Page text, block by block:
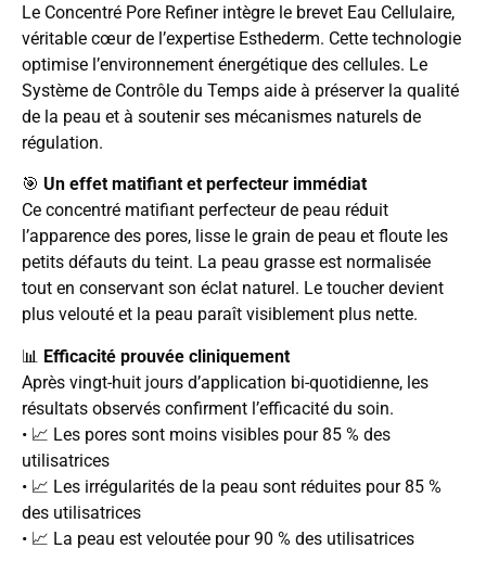
Le Concentré Pore Refiner intègre le brevet Eau Cellulaire,
véritable cœur de l’expertise Esthederm. Cette technologie
optimise l’environnement énergétique des cellules. Le
Système de Contrôle du Temps aide à préserver la qualité
de la peau et à soutenir ses mécanismes naturels de
régulation.
🎯 Un effet matifiant et perfecteur immédiat
Ce concentré matifiant perfecteur de peau réduit
l’apparence des pores, lisse le grain de peau et floute les
petits défauts du teint. La peau grasse est normalisée
tout en conservant son éclat naturel. Le toucher devient
plus velouté et la peau paraît visiblement plus nette.
📊 Efficacité prouvée cliniquement
Après vingt-huit jours d’application bi-quotidienne, les
résultats observés confirment l’efficacité du soin.
• 📈 Les pores sont moins visibles pour 85 % des
utilisatrices
• 📈 Les irrégularités de la peau sont réduites pour 85 %
des utilisatrices
• 📈 La peau est veloutée pour 90 % des utilisatrices